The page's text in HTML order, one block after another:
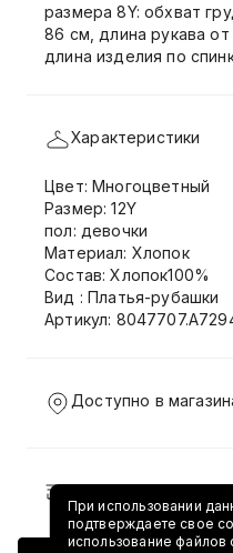
размера 8Y: обхват
86 см, длина рукава
длина изделия по
Характеристики
Цвет: Многоцветный
Размер: 12Y
пол: девочки
Материал: Хлопок
Состав: Хлопок100%
Вид : Платья-рубашки
Артикул:
Доступно в
Доставка и возврат
При использовании
подтверждаете свое
использование файлов